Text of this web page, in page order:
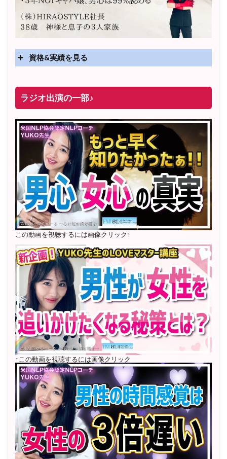
資格&実績を見る
2025年4月〜 altruismコミュニティ×講座オンラインサ
2025年5月〜 FMラジオ79.9「LOVEマスター講座」準
レギュラー出演中！
2023年12月〜 FM81.4ラジオFMハイホー「LOVEマス
ター講座」準レギュラー出演中！
〜2025年5月 個別セッション相談実績 1500名越え
2022年6月〜24年7月 自己肯定感を高めるメールレッス
ン1000名以上参加
〜2024年7月 恋愛テキスト動画セット販売実績
2022年7月〜12月 グループセッション開始 限定10名
様随時満席
2022年4月 米国NLP協会認定NLPコーチ及び日本NLP能
力開発協会認定NLPコーチ資格取得
ラジオ出演の一部♪
この動画を視聴するには画像クリック↑
↑この動画を視聴するには画像クリック